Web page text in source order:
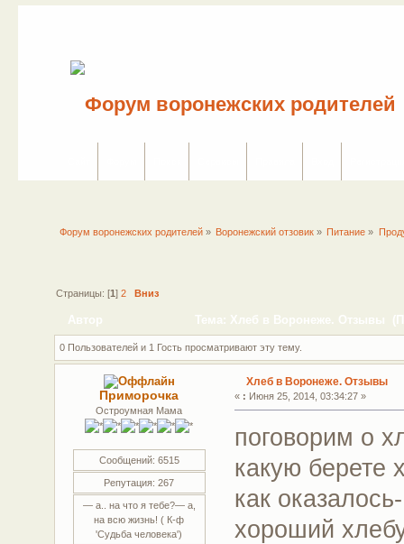
Форум воронежских родителей» Воронежский отзовик » Питание »
Страницы: [1 ] 2 Вниз
Автор Тема: Хлеб в Воронеже. Отзывы
0 Пользователей и 1 Гость просматривают эту тему.
Приморочка
Остроумная Мама
Сообщений: 6515
Репутация: 267
— а.. на что я тебе?— а,
на всю жизнь! ( К-ф
'Судьба человека')
Хлеб в Воронеже. Отзывы
« : Июня 25, 2014, 03:34:27 »
поговорим о
какую берете
как
хороший